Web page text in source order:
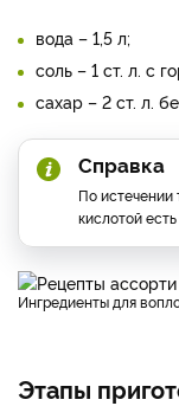
вода – 1,5 л;
соль – 1 ст. л. с
сахар – 2 ст. л.
Справка
По истечении
кислотой
Ингредиенты для
Этапы